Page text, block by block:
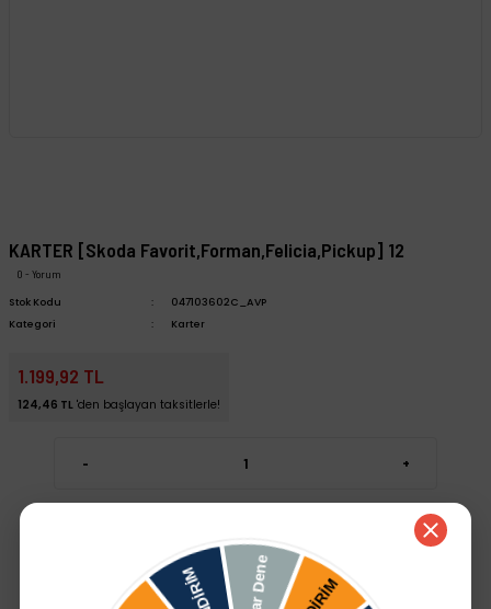
KARTER [Skoda Favorit,Forman,Felicia,Pickup] 12
0 - Yorum
Stok Kodu
047103602C_AVP
Kategori
Karter
1.199,92 TL
124,46 TL 'den başlayan taksitlerle!
- +